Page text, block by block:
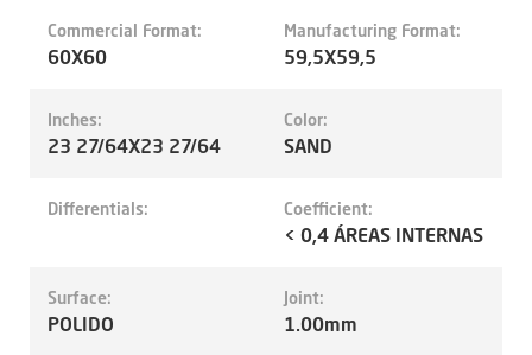
Commercial Format:
60X60
Manufacturing Format:
59,5X59,5
Inches:
23 27/64X23 27/64
Color:
SAND
Differentials: Coefficient:
< 0,4 ÁREAS INTERNAS
Surface:
POLIDO
Joint:
1.00mm